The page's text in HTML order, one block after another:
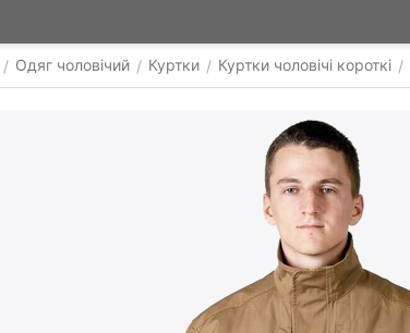
/ Одяг чоловічий / Куртки / Куртки чоловічі короткі /